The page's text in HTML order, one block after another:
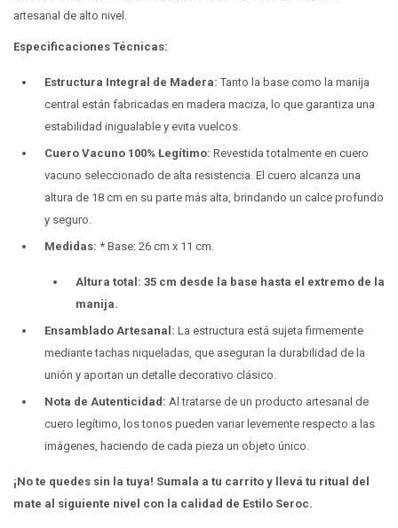
artesanal de alto nivel.
Especificaciones Técnicas:
Estructura Integral de Madera: Tanto la base como la manija
central están fabricadas en madera maciza, lo que garantiza una
estabilidad inigualable y evita vuelcos.
Cuero Vacuno 100% Legítimo: Revestida totalmente en cuero
vacuno seleccionado de alta resistencia. El cuero alcanza una
altura de 18 cm en su parte más alta, brindando un calce profundo
y seguro.
Medidas: * Base: 26 cm x 11 cm.
Altura total: 35 cm desde la base hasta el extremo de la
manija.
Ensamblado Artesanal: La estructura está sujeta firmemente
mediante tachas niqueladas, que aseguran la durabilidad de la
unión y aportan un detalle decorativo clásico.
Nota de Autenticidad: Al tratarse de un producto artesanal de
cuero legítimo, los tonos pueden variar levemente respecto a las
imágenes, haciendo de cada pieza un objeto único.
¡No te quedes sin la tuya! Sumala a tu carrito y llevá tu ritual del
mate al siguiente nivel con la calidad de Estilo Seroc.